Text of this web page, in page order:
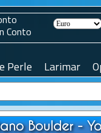
Conto
Perle Larimar
Boulder -